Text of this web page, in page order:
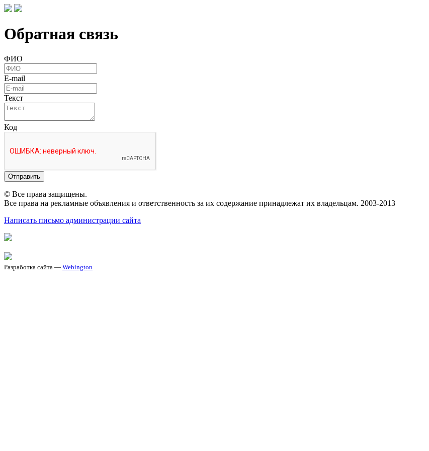
Обратная связь
ФИО
E-mail
Текст
Код
Отправить
© Все права защищены.
Все права на рекламные объявления и ответственность за их содержание принадлежат их владельцам. 2003-2013
Написать письмо администрации сайта
Разработка сайта — Webington